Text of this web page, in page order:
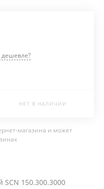
НЕТ В НАЛИЧИИ
магазина и может
150.300.3000